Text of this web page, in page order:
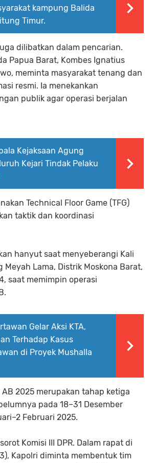
kampung Balida
Timur.
dilibatkan dalam pencarian.
Papua Barat, Kombes Ignatius
meminta masyarakat tenang dan
resmi. Ia menekankan
publik agar operasi berjalan
Kejaksaan Agung
Kejari Tindak Pelaku
Technical Floor Game (TFG)
taktik dan koordinasi
hanyut saat menyeberangi Kali
Meyah Lama, Distrik Moskona Barat,
saat memimpin operasi
Gelar Aksi KTA,
Terhadap Kasus
di Proyek Mushalla
AB 2025 merupakan tahap ketiga
pada 18–31 Desember
Februari 2025.
Komisi III DPR. Dalam rapat di
3), Kapolri diminta membentuk tim